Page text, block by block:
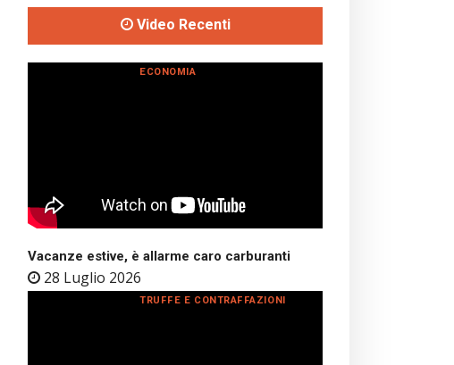
Video Recenti
Vacanze estive, è allarme caro carburanti
28 Luglio 2026
ECONOMIA
TRUFFE E CONTRAFFAZIONI